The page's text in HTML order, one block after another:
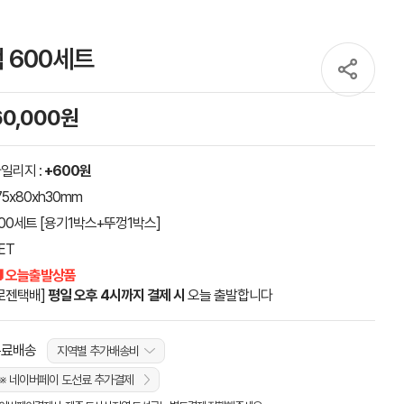
600세트
원
리지 : +600원
세트 [용기1박스+뚜껑1박스]
오늘출발상품
젠택배] 평일 오후 4시까지 결제 시 오늘 출발합니다
배송
지역별 추가배송비
※ 네이버페이 도선료 추가결제